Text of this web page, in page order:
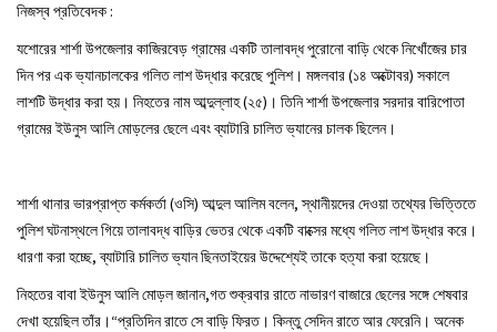
নিজস্ব প্রতিবেদক :
যশোরের শার্শা উপজেলার কাজিরবেড় গ্রামের একটি তালাবদ্ধ পুরোনো বাড়ি থেকে নিখোঁজের চার
দিন পর এক ভ্যানচালকের গলিত লাশ উদ্ধার করেছে পুলিশ। মঙ্গলবার (১৪ অক্টোবর) সকালে
লাশটি উদ্ধার করা হয়। নিহতের নাম আব্দুল্লাহ (২৫)। তিনি শার্শা উপজেলার সরদার বারিপোতা
গ্রামের ইউনুস আলি মোড়লের ছেলে এবং ব্যাটারি চালিত ভ্যানের চালক ছিলেন।
শার্শা থানার ভারপ্রাপ্ত কর্মকর্তা (ওসি) আব্দুল আলিম বলেন, স্থানীয়দের দেওয়া তথ্যের ভিত্তিতে
পুলিশ ঘটনাস্থলে গিয়ে তালাবদ্ধ বাড়ির ভেতর থেকে একটি বাক্সের মধ্যে গলিত লাশ উদ্ধার করে।
ধারণা করা হচ্ছে, ব্যাটারি চালিত ভ্যান ছিনতাইয়ের উদ্দেশ্যেই তাকে হত্যা করা হয়েছে।
নিহতের বাবা ইউনুস আলি মোড়ল জানান,গত শুক্রবার রাতে নাভারণ বাজারে ছেলের সঙ্গে শেষবার
দেখা হয়েছিল তাঁর।“প্রতিদিন রাতে সে বাড়ি ফিরত। কিন্তু সেদিন রাতে আর ফেরেনি। অনেক